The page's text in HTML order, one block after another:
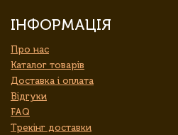
ІНФОРМАЦІЯ
Про нас
Каталог товарів
Доставка і оплата
Відгуки
FAQ
Трекінг доставки